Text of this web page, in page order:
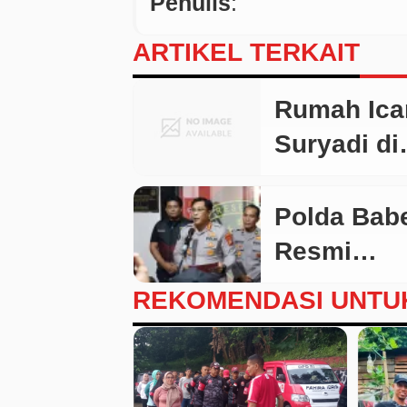
ARTIKEL TERKAIT
Rumah
Suryadi di
Akan Disita,
Telah
Koordinasi
dengan
Polda
Resmi
Tetapkan 4
Tersangka
Dalam
Perkara
REKOMENDASI